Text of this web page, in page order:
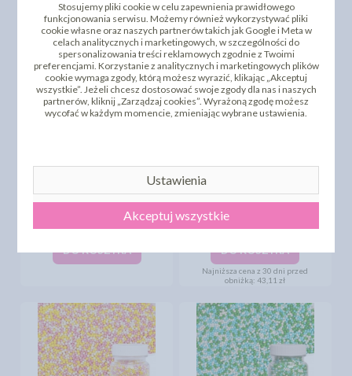
DO KOSZYKA DO KOSZYKA
MACZEK BIAŁY - 75G
6,90 zł
DO KOSZYKA
MACZEK BIAŁY 1KG
DO KOSZYKA
Najniższa cena z 30 dni przed
obniżką:43,11 zł
Stosujemy pliki cookie w celu zapewnienia prawidłowego
funkcjonowania serwisu. Możemy również wykorzystywać pliki
cookie własne oraz naszych partnerów takich jak Google i Meta w
celach analitycznych i marketingowych, w szczególności do
spersonalizowania treści reklamowych zgodnie z Twoimi
preferencjami. Korzystanie z analitycznych i marketingowych plików
cookie wymaga zgody, którą możesz wyrazić, klikając „Akceptuj
wszystkie”. Jeżeli chcesz dostosować swoje zgody dla nas i naszych
partnerów, kliknij „Zarządzaj cookies”. Wyrażoną zgodę możesz
wycofać w każdym momencie, zmieniając wybrane ustawienia.
Ustawienia
Akceptuj wszystkie